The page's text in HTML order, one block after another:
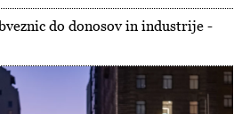
do donosov in industrije -